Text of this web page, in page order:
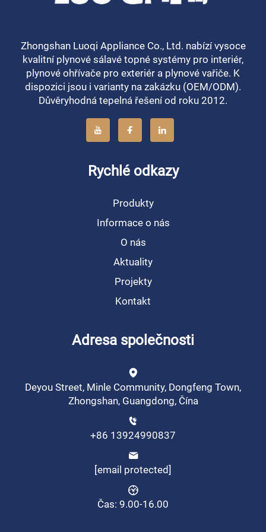
Zhongshan Luoqi Appliance Co., Ltd. nabízí vysoce
kvalitní plynové sálavé topné systémy pro interiér,
plynové ohřívače pro exteriér a plynové vařiče. K
dispozici jsou i varianty na zakázku (OEM/ODM).
Důvěryhodná tepelná řešení od roku 2012.
Rychlé odkazy
Produkty
Informace o nás
O nás
Aktuality
Projekty
Kontakt
Adresa společnosti
Deyou Street, Minle Community, Dongfeng Town,
Zhongshan, Guangdong, Čína
+86 13924990837
[email protected]
Čas: 9.00-16.00